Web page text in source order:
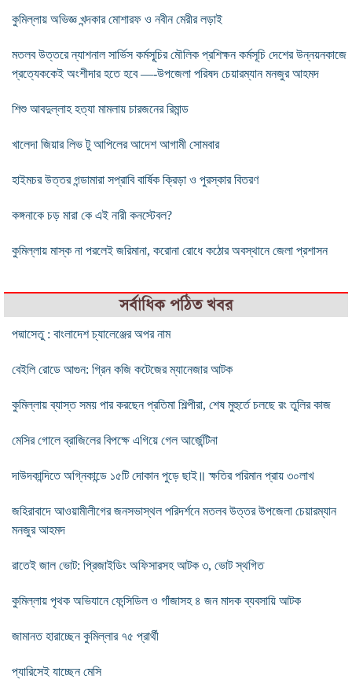
কুমিল্লায় অভিজ্ঞ খন্দকার মোশারফ ও নবীন মেরীর লড়াই
মতলব উত্তরে ন্যাশনাল সার্ভিস কর্মসূূচির মৌলিক প্রশিক্ষন কর্মসূচি দেশের উন্নয়নকাজে
প্রত্যেককেই অংশীদার হতে হবে —-উপজেলা পরিষদ চেয়ারম্যান মনজুর আহমদ
শিশু আবদুল্লাহ হত্যা মামলায় চারজনের রিমান্ড
খালেদা জিয়ার লিভ টু আপিলের আদেশ আগামী সোমবার
হাইমচর উত্তর গন্ডামারা সপ্রাবি বার্ষিক ক্রিড়া ও পুরস্কার বিতরণ
কঙ্গনাকে চড় মারা কে এই নারী কনস্টেবল?
কুমিল্লায় মাস্ক না পরলেই জরিমানা, করোনা রোধে কঠোর অবস্থানে জেলা প্রশাসন
সর্বাধিক পঠিত খবর
পদ্মাসেতু : বাংলাদেশ চ্যালেঞ্জের অপর নাম
বেইলি রোডে আগুন: গ্রিন কজি কটেজের ম্যানেজার আটক
কুমিল্লায় ব্যাস্ত সময় পার করছেন প্রতিমা শিল্পীরা, শেষ মুহুর্তে চলছে রং তুলির কাজ
মেসির গোলে ব্রাজিলের বিপক্ষে এগিয়ে গেল আর্জেন্টিনা
দাউদকান্দিতে অগ্নিকান্ডে ১৫টি দোকান পুড়ে ছাই॥ ক্ষতির পরিমান প্রায় ৩০লাখ
জহিরাবাদে আওয়ামীলীগের জনসভাস্থল পরিদর্শনে মতলব উত্তর উপজেলা চেয়ারম্যান
মনজুর আহমদ
রাতেই জাল ভোট: প্রিজাইডিং অফিসারসহ আটক ৩, ভোট স্থগিত
কুমিল্লায় পৃথক অভিযানে ফেন্সিডিল ও গাঁজাসহ ৪ জন মাদক ব্যবসায়ি আটক
জামানত হারাচ্ছেন কুমিল্লার ৭৫ প্রার্থী
প্যারিসেই যাচ্ছেন মেসি